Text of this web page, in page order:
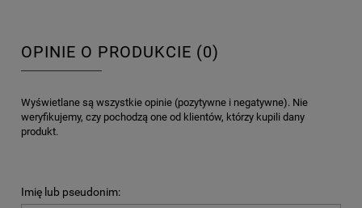
OPINIE O PRODUKCIE (0)
Wyświetlane są wszystkie opinie (pozytywne i negatywne). Nie
weryfikujemy, czy pochodzą one od klientów, którzy kupili dany
produkt.
Imię lub pseudonim: